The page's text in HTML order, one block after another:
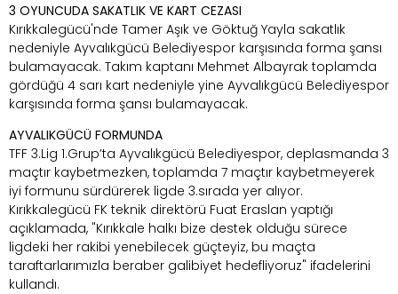
3 OYUNCUDA SAKATLIK VE KART CEZASI
Kırıkkalegücü'nde Tamer Aşık ve Göktuğ Yayla sakatlık
nedeniyle Ayvalıkgücü Belediyespor karşısında forma şansı
bulamayacak. Takım kaptanı Mehmet Albayrak toplamda
gördüğü 4 sarı kart nedeniyle yine Ayvalıkgücü Belediyespor
karşısında forma şansı bulamayacak.
AYVALIKGÜCÜ FORMUNDA
TFF 3.Lig 1.Grup’ta Ayvalıkgücü Belediyespor, deplasmanda 3
maçtır kaybetmezken, toplamda 7 maçtır kaybetmeyerek
iyi formunu sürdürerek ligde 3.sırada yer alıyor.
Kırıkkalegücü FK teknik direktörü Fuat Eraslan yaptığı
açıklamada, "Kırıkkale halkı bize destek olduğu sürece
ligdeki her rakibi yenebilecek güçteyiz, bu maçta
taraftarlarımızla beraber galibiyet hedefliyoruz" ifadelerini
kullandı.